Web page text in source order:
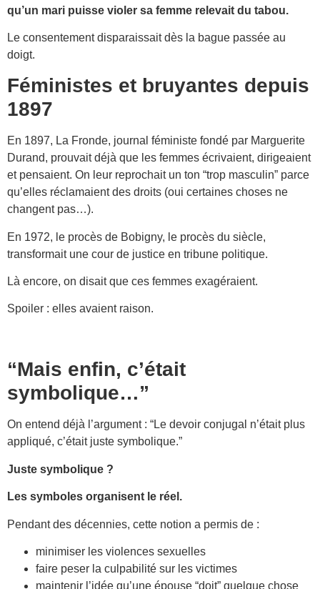
qu’un mari puisse violer sa femme relevait du tabou.
Le consentement disparaissait dès la bague passée au
doigt.
Féministes et bruyantes depuis
1897
En 1897, La Fronde, journal féministe fondé par Marguerite
Durand, prouvait déjà que les femmes écrivaient, dirigeaient
et pensaient. On leur reprochait un ton “trop masculin” parce
qu’elles réclamaient des droits (oui certaines choses ne
changent pas…).
En 1972, le procès de Bobigny, le procès du siècle,
transformait une cour de justice en tribune politique.
Là encore, on disait que ces femmes exagéraient.
Spoiler : elles avaient raison.
“Mais enfin, c’était
symbolique…”
On entend déjà l’argument : “Le devoir conjugal n’était plus
appliqué, c’était juste symbolique.”
Juste symbolique ?
Les symboles organisent le réel.
Pendant des décennies, cette notion a permis de :
minimiser les violences sexuelles
faire peser la culpabilité sur les victimes
maintenir l’idée qu’une épouse “doit” quelque chose